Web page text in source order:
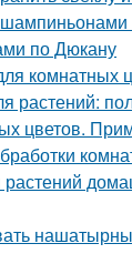
по Дюкану
комнатных
растений:
цветов.